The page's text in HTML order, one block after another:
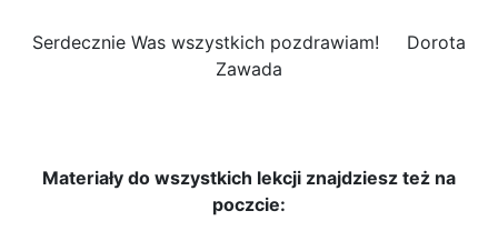
Serdecznie Was wszystkich pozdrawiam! Dorota
Zawada
Materiały do wszystkich lekcji znajdziesz też na
poczcie: